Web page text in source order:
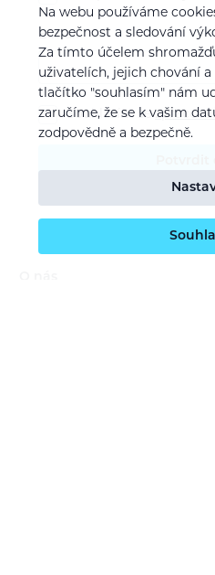
E-mail
Souhlasím se
Na webu používáme
bezpečnost a sledování
Za tímto účelem
uživatelích, jejich chování
tlačítko "souhlasím" nám
zaručíme, že se k vašim
zodpovědně a bezpečně.